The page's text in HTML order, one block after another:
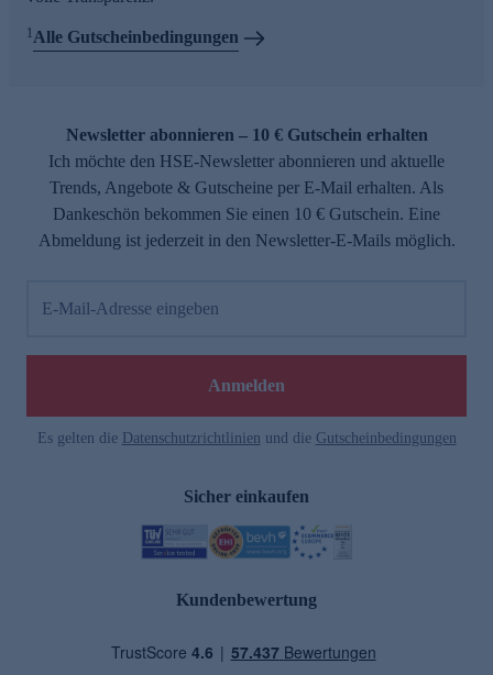
1Alle Gutscheinbedingungen
Newsletter abonnieren – 10 € Gutschein erhalten
Ich möchte den HSE-Newsletter abonnieren und aktuelle
Trends, Angebote & Gutscheine per E-Mail erhalten. Als
Dankeschön bekommen Sie einen 10 € Gutschein. Eine
Abmeldung ist jederzeit in den Newsletter-E-Mails möglich.
E-Mail-Adresse eingeben
Anmelden
Es gelten die Datenschutzrichtlinien und die Gutscheinbedingungen
Sicher einkaufen
Kundenbewertung